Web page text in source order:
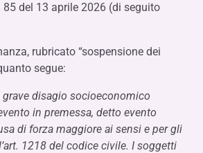
85 del 13 aprile 2026 (di seguito
rubricato “sospensione dei
segue:
grave disagio socioeconomico
in premessa, detto evento
di forza maggiore ai sensi e per gli
1218 del codice civile. I soggetti